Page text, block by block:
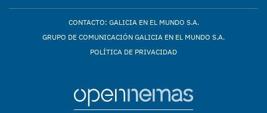
CONTACTO: GALICIA EN EL MUNDO S.A.
GRUPO DE COMUNICACIÓN GALICIA EN EL MUNDO S.A.
POLÍTICA DE PRIVACIDAD